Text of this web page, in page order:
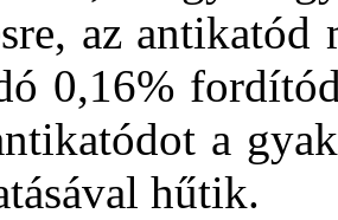
az
0,16%
a
hűtik.